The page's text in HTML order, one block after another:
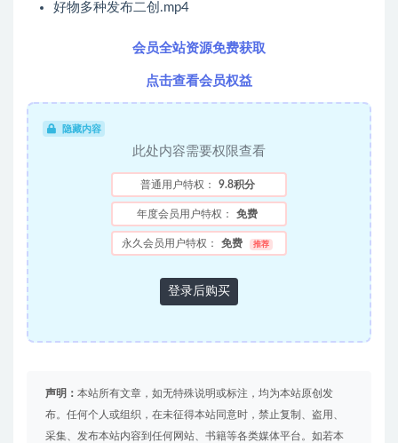
好物多种发布二创.mp4
会员全站资源免费获取
点击查看会员权益
隐藏内容
此处内容需要权限查看
普通用户特权： 9.8积分
年度会员用户特权： 免费
永久会员用户特权： 免费 推荐
登录后购买
声明： 本站所有文章，如无特殊说明或标注，均为本站原创发
布。任何个人或组织，在未征得本站同意时，禁止复制、盗用、
采集、发布本站内容到任何网站、书籍等各类媒体平台。如若本